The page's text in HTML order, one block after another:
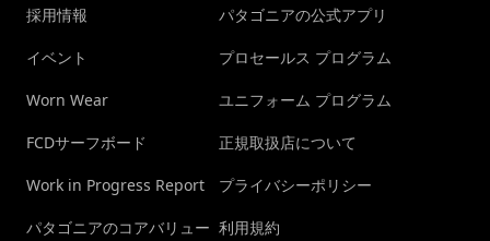
採用情報
イベント
Worn Wear
FCDサーフボード
Work in Progress Report
パタゴニアのコアバリュー
パタゴニアの公式アプリ
プロセールス プログラム
ユニフォーム プログラム
正規取扱店について
プライバシーポリシー
利用規約